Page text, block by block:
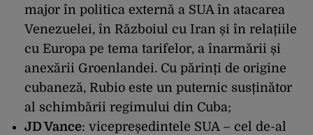
major în politica externă a SUA în atacarea
Venezuelei, în Războiul cu Iran și în relațiile
cu Europa pe tema tarifelor, a înarmării și
anexării Groenlandei. Cu părinți de origine
cubaneză, Rubio este un puternic susținător
al schimbării regimului din Cuba;
JD Vance: vicepreședintele SUA – cel de-al